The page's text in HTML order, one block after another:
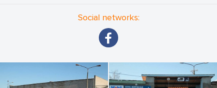
Social networks: